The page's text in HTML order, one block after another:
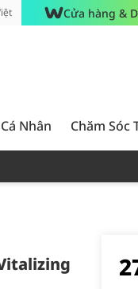
Cửa hàng &
Nhân Chăm Sóc